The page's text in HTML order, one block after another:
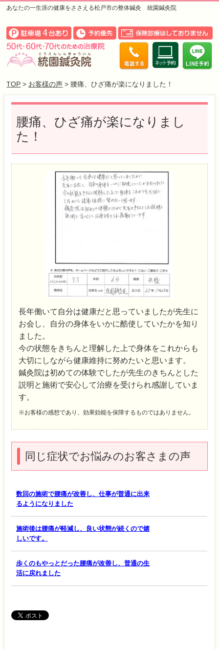
あなたの一生涯の健康をささえる松戸市の整体鍼灸 統園鍼灸院
TOP > お客様の声 > 腰痛、ひざ痛が楽になりました！
腰痛、ひざ痛が楽になりまし
た！
長年働いて自分は健康だと思っていましたが先生に
お会し、自分の身体をいかに酷使していたかを知り
ました。
今の状態をきちんと理解した上で身体をこれからも
大切にしながら健康維持に努めたいと思います。
鍼灸院は初めての体験でしたが先生のきちんとした
説明と施術で安心して治療を受けられ感謝していま
す。
※お客様の感想であり、効果効能を保障するものではありません。
同じ症状でお悩みのお客さまの声
数回の施術で腰痛が改善し、仕事が普通に出来
るようになりました
施術後は腰痛が軽減し、良い状態が続くので嬉
しいです。
歩くのもやっとだった腰痛が改善し、普通の生
活に戻れました